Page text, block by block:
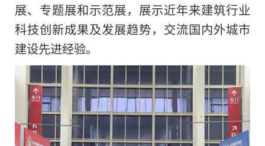
展、专题展和示范展，展示近年来建筑行业
科技创新成果及发展趋势，交流国内外城市
建设先进经验。